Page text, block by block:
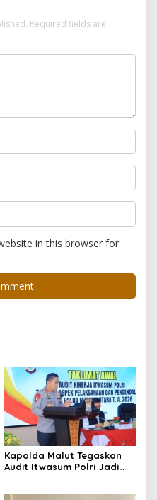
Required fields are
in this browser for
Kapolda Malut Tegaskan
Audit Itwasum Polri Jadi